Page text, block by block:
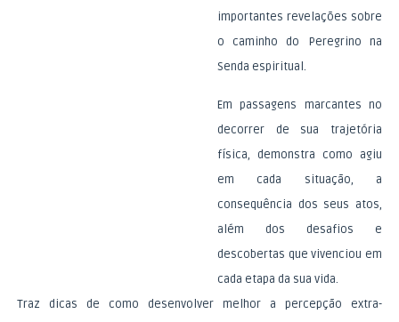
importantes revelações sobre
o caminho do Peregrino na
Senda espiritual.
Em passagens marcantes no
decorrer de sua trajetória
física, demonstra como agiu
em cada situação, a
consequência dos seus atos,
além dos desafios e
descobertas que vivenciou em
cada etapa da sua vida.
Traz dicas de como desenvolver melhor a percepção extra-